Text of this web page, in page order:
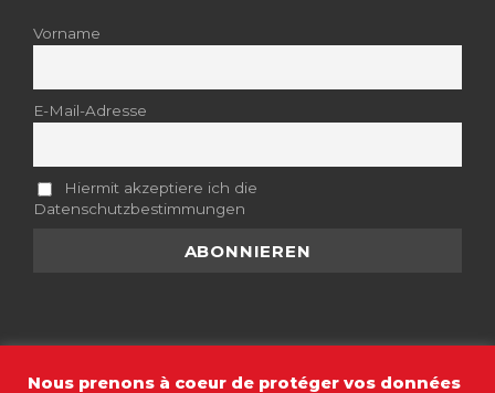
Vorname
E-Mail-Adresse
Hiermit akzeptiere ich die
Datenschutzbestimmungen
Nous prenons à coeur de protéger vos données